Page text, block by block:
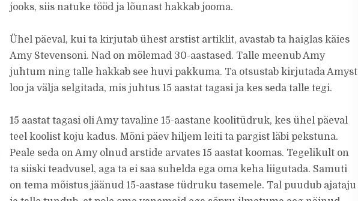
jooks, siis natuke tööd ja lõunast hakkab jooma.
Ühel päeval, kui ta kirjutab ühest arstist artiklit, avastab ta haiglas käies
Amy Stevensoni. Nad on mõlemad 30-aastased. Talle meenub Amy
juhtum ning talle hakkab see huvi pakkuma. Ta otsustab kirjutada Amyst
loo ja välja selgitada, mis juhtus 15 aastat tagasi ja kes seda talle tegi.
15 aastat tagasi oli Amy tavaline 15-aastane koolitüdruk, kes ühel päeval
teel koolist koju kadus. Mõni päev hiljem leiti ta pargist läbi pekstuna.
Peale seda on Amy olnud arstide arvates 15 aastat koomas. Tegelikult on
ta siiski teadvusel, aga ta ei saa suhelda ega oma keha liigutada. Samuti
on tema mõistus jäänud 15-aastase tüdruku tasemele. Tal puudub ajataju